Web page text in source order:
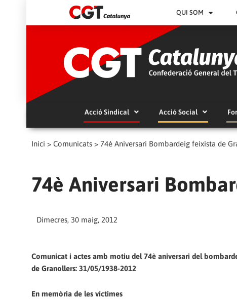
QUI SOM
Acció Sindical Acció Social
Inici > Comunicats > 74è Aniversari Bombardeig feixista de
74è Aniversari
Dimecres, 30 maig, 2012
Comunicat i actes amb motiu del 74è aniversari del
de Granollers: 31/05/1938-2012
En memòria de les víctimes